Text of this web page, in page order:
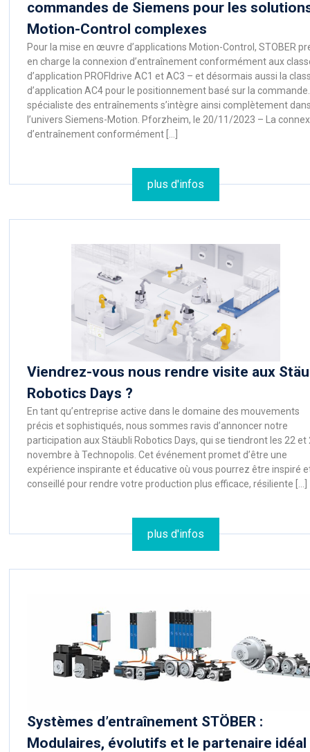
commandes de Siemens pour les
Motion-Control complexes
Pour la mise en œuvre d’applications Motion-Control, STOBER
en charge la connexion d’entraînement conformément aux
d’application PROFIdrive AC1 et AC3 – et désormais aussi la
d’application AC4 pour le positionnement basé sur la
spécialiste des entraînements s’intègre ainsi complètement
l’univers Siemens-Motion. Pforzheim, le 20/11/2023 – La
d’entraînement conformément […]
plus d'infos
Viendrez-vous nous rendre visite aux
Robotics Days ?
En tant qu’entreprise active dans le domaine des mouvements
précis et sophistiqués, nous sommes ravis d’annoncer notre
participation aux Stäubli Robotics Days, qui se tiendront les 22 et
novembre à Technopolis. Cet événement promet d’être une
expérience inspirante et éducative où vous pourrez être inspiré
conseillé pour rendre votre production plus efficace, résiliente […]
plus d'infos
Systèmes d’entraînement STÖBER :
Modulaires, évolutifs et le partenaire idéal